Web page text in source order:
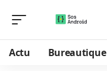
Actu Bureautique